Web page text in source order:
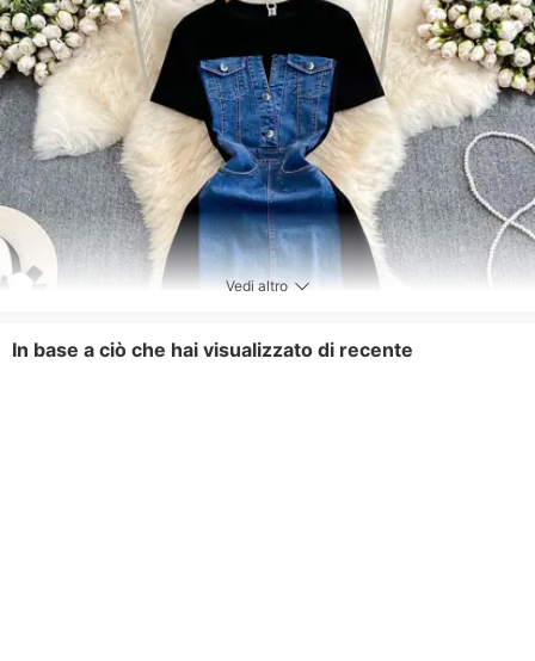
Vedi altro
In base a ciò che hai visualizzato di recente